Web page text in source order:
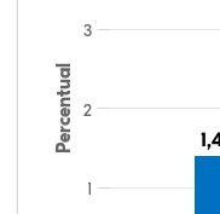
Percentual
1
2
3